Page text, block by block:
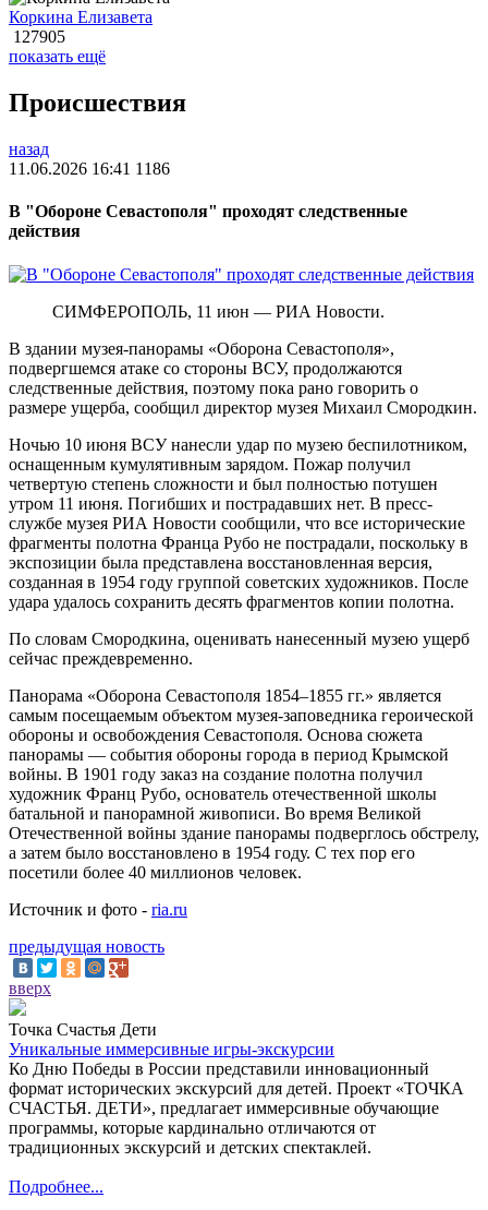
Коркина Елизавета
127905
показать ещё
Происшествия
назад
11.06.2026 16:41 1186
В "Обороне Севастополя" проходят следственные
действия
СИМФЕРОПОЛЬ, 11 июн — РИА Новости.
В здании музея-панорамы «Оборона Севастополя»,
подвергшемся атаке со стороны ВСУ, продолжаются
следственные действия, поэтому пока рано говорить о
размере ущерба, сообщил директор музея Михаил Смородкин.
Ночью 10 июня ВСУ нанесли удар по музею беспилотником,
оснащенным кумулятивным зарядом. Пожар получил
четвертую степень сложности и был полностью потушен
утром 11 июня. Погибших и пострадавших нет. В пресс-
службе музея РИА Новости сообщили, что все исторические
фрагменты полотна Франца Рубо не пострадали, поскольку в
экспозиции была представлена восстановленная версия,
созданная в 1954 году группой советских художников. После
удара удалось сохранить десять фрагментов копии полотна.
По словам Смородкина, оценивать нанесенный музею ущерб
сейчас преждевременно.
Панорама «Оборона Севастополя 1854–1855 гг.» является
самым посещаемым объектом музея-заповедника героической
обороны и освобождения Севастополя. Основа сюжета
панорамы — события обороны города в период Крымской
войны. В 1901 году заказ на создание полотна получил
художник Франц Рубо, основатель отечественной школы
батальной и панорамной живописи. Во время Великой
Отечественной войны здание панорамы подверглось обстрелу,
а затем было восстановлено в 1954 году. С тех пор его
посетили более 40 миллионов человек.
Источник и фото - ria.ru
предыдущая новость
вверх
Точка Счастья Дети
Уникальные иммерсивные игры-экскурсии
Ко Дню Победы в России представили инновационный
формат исторических экскурсий для детей. Проект «ТОЧКА
СЧАСТЬЯ. ДЕТИ», предлагает иммерсивные обучающие
программы, которые кардинально отличаются от
традиционных экскурсий и детских спектаклей.
Подробнее...